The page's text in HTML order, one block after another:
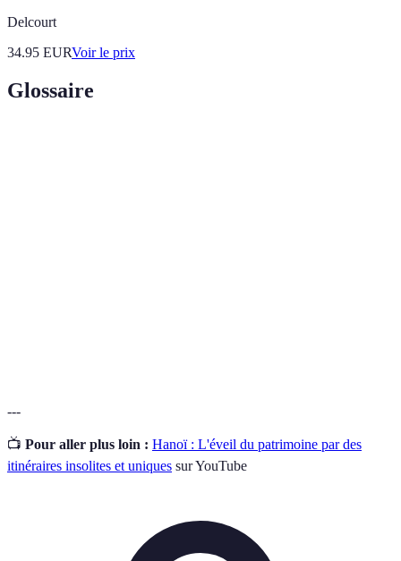
Delcourt
34.95 EURVoir le prix
Glossaire
---
📺 Pour aller plus loin : Hanoï : L'éveil du patrimoine par des
itinéraires insolites et uniques sur YouTube